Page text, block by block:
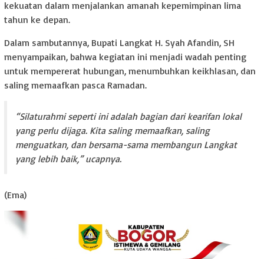
kekuatan dalam menjalankan amanah kepemimpinan lima
tahun ke depan.
Dalam sambutannya, Bupati Langkat H. Syah Afandin, SH
menyampaikan, bahwa kegiatan ini menjadi wadah penting
untuk mempererat hubungan, menumbuhkan keikhlasan, dan
saling memaafkan pasca Ramadan.
“Silaturahmi seperti ini adalah bagian dari kearifan lokal
yang perlu dijaga. Kita saling memaafkan, saling
menguatkan, dan bersama-sama membangun Langkat
yang lebih baik,” ucapnya.
(Ema)